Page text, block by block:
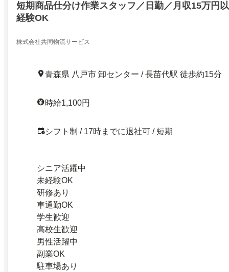
短期商品仕分け作業スタッフ／日勤／月収15万円
経験OK
株式会社共同物流サービス
青森県 八戸市 卸センター / 長苗代駅 徒歩約15分
時給1,100円
シフト制 / 17時までに退社可 / 短期
シニア活躍中
未経験OK
研修あり
車通勤OK
学生歓迎
高校生歓迎
男性活躍中
副業OK
駐車場あり